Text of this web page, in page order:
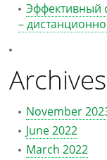
Эффективный
–
Archives
November
June 2022
March 2022